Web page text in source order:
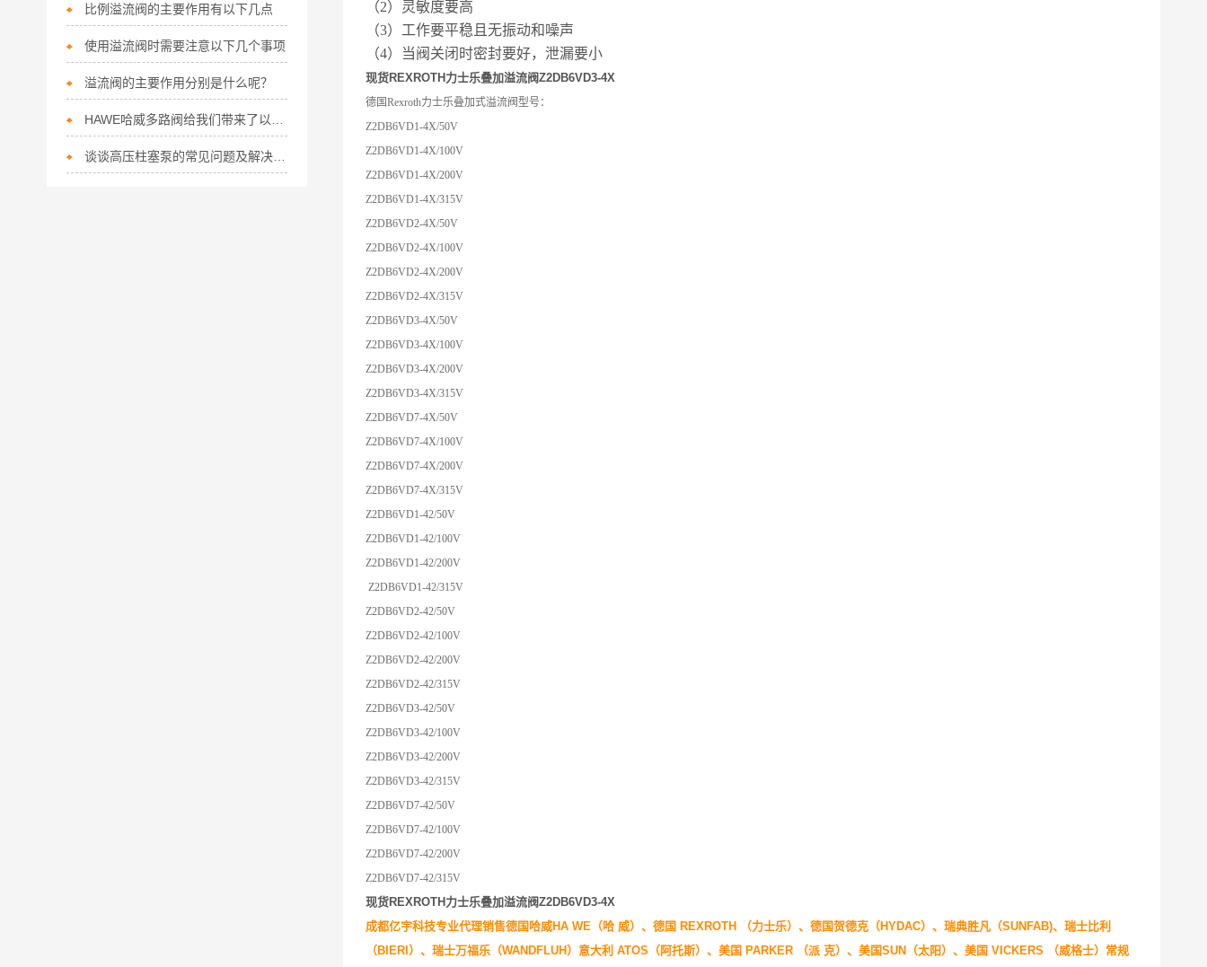
（2）灵敏度要高
（3）工作要平稳且无振动和噪声
（4）当阀关闭时密封要好，泄漏要小
现货REXROTH力士乐叠加溢流阀Z2DB6VD3-4X
德国Rexroth力士乐叠加式溢流阀型号：
Z2DB6VD1-4X/50V
Z2DB6VD1-4X/100V
Z2DB6VD1-4X/200V
Z2DB6VD1-4X/315V
Z2DB6VD2-4X/50V
Z2DB6VD2-4X/100V
Z2DB6VD2-4X/200V
Z2DB6VD2-4X/315V
Z2DB6VD3-4X/50V
Z2DB6VD3-4X/100V
Z2DB6VD3-4X/200V
Z2DB6VD3-4X/315V
Z2DB6VD7-4X/50V
Z2DB6VD7-4X/100V
Z2DB6VD7-4X/200V
Z2DB6VD7-4X/315V
Z2DB6VD1-42/50V
Z2DB6VD1-42/100V
Z2DB6VD1-42/200V
Z2DB6VD1-42/315V
Z2DB6VD2-42/50V
Z2DB6VD2-42/100V
Z2DB6VD2-42/200V
Z2DB6VD2-42/315V
Z2DB6VD3-42/50V
Z2DB6VD3-42/100V
Z2DB6VD3-42/200V
Z2DB6VD3-42/315V
Z2DB6VD7-42/50V
Z2DB6VD7-42/100V
Z2DB6VD7-42/200V
Z2DB6VD7-42/315V
现货REXROTH力士乐叠加溢流阀Z2DB6VD3-4X
成都亿宇科技专业代理销售德国哈威HA WE（哈 威）、德国 REXROTH （力士乐）、德国贺德克（HYDAC）、瑞典胜凡（SUNFAB)、瑞士比利
（BIERI）、瑞士万福乐（WANDFLUH）意大利 ATOS（阿托斯）、美国 PARKER （派 克）、美国SUN（太阳）、美国 VICKERS （威格士）常规
比例溢流阀的主要作用有以下几点
使用溢流阀时需要注意以下几个事项
溢流阀的主要作用分别是什么呢？
谈谈高压柱塞泵的常见问题及解决方法